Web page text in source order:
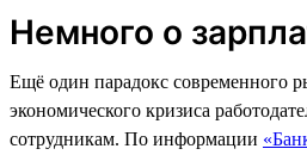
Немного о
Ещё один парадокс современного
экономического кризиса
сотрудникам. По информации